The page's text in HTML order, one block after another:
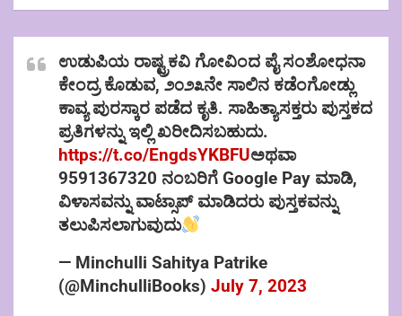
ಉಡುಪಿಯ ರಾಷ್ಟ್ರಕವಿ ಗೋವಿಂದ ಪೈ ಸಂಶೋಧನಾ
ಕೇಂದ್ರ ಕೊಡುವ, ೨೦೨೩ನೇ ಸಾಲಿನ ಕಡೆಂಗೋಡ್ಲು
ಕಾವ್ಯ ಪುರಸ್ಕಾರ ಪಡೆದ ಕೃತಿ. ಸಾಹಿತ್ಯಾಸಕ್ತರು ಪುಸ್ತಕದ
ಪ್ರತಿಗಳನ್ನು ಇಲ್ಲಿ ಖರೀದಿಸಬಹುದು.
https://t.co/EngdsYKBFUಅಥವಾ
9591367320 ನಂಬರಿಗೆ Google Pay ಮಾಡಿ,
ವಿಳಾಸವನ್ನು ವಾಟ್ಸಾಪ್ ಮಾಡಿದರು ಪುಸ್ತಕವನ್ನು
ತಲುಪಿಸಲಾಗುವುದು
— Minchulli Sahitya Patrike
(@MinchulliBooks) July 7, 2023